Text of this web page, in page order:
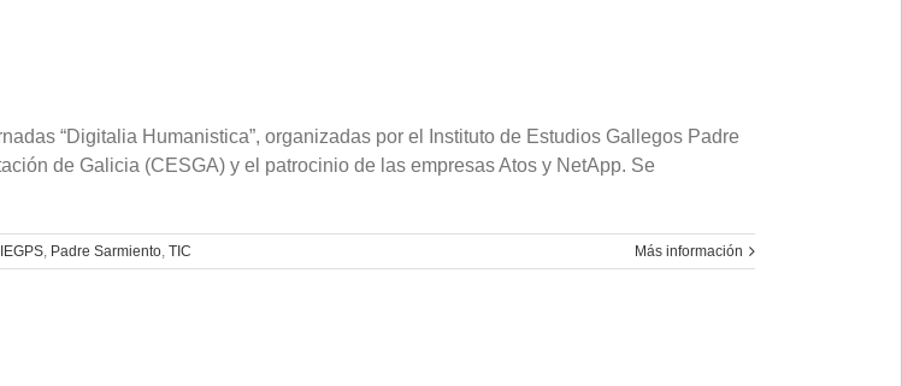
“Digitalia Humanistica”, organizadas por el Instituto de Estudios Gallegos Padre
de Galicia (CESGA) y el patrocinio de las empresas Atos y NetApp. Se
IEGPS, Padre Sarmiento, TIC Más información